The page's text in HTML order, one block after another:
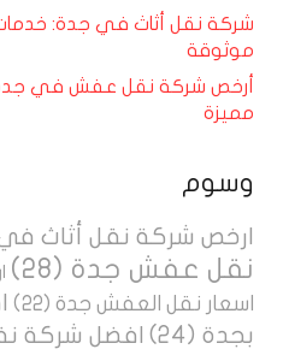
شركة نقل أثاث في جدة: خدمات
موثوقة
أرخص شركة نقل عفش في
مميزة
وسوم
ارخص شركة نقل أثاث
نقل عفش جدة (28)
اسعار نقل العفش جدة (22)
بجدة (24) افضل شركة